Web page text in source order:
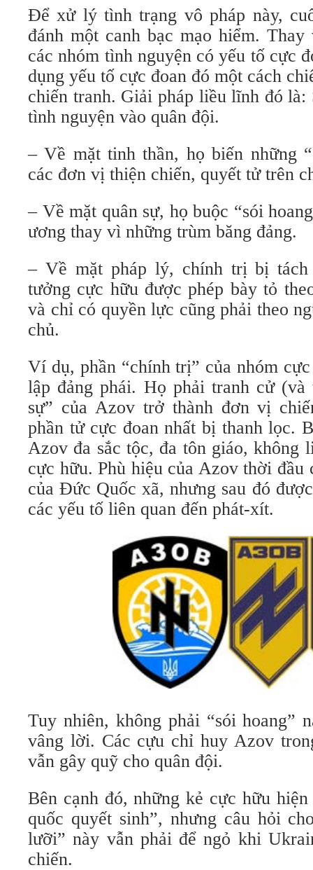
Để xử lý tình trạng vô pháp này,
đánh một canh bạc mạo hiểm.
các nhóm tình nguyện có yếu tố cực
dụng yếu tố cực đoan đó một cách
chiến tranh. Giải pháp liều lĩnh đó là:
tình nguyện vào quân đội.
– Về mặt tinh thần, họ biến những
các đơn vị thiện chiến, quyết tử trên
– Về mặt quân sự, họ buộc “sói
ương thay vì những trùm băng đảng.
– Về mặt pháp lý, chính trị bị
tưởng cực hữu được phép bày tỏ
và chỉ có quyền lực cũng phải theo
chủ.
Ví dụ, phần “chính trị” của nhóm
lập đảng phái. Họ phải tranh cử (và
sự” của Azov trở thành đơn vị
phần tử cực đoan nhất bị thanh lọc.
Azov đa sắc tộc, đa tôn giáo, không
cực hữu. Phù hiệu của Azov thời
của Đức Quốc xã, nhưng sau đó
các yếu tố liên quan đến phát-xít.
Tuy nhiên, không phải “sói hoang”
vâng lời. Các cựu chỉ huy Azov
vẫn gây quỹ cho quân đội.
Bên cạnh đó, những kẻ cực hữu
quốc quyết sinh”, nhưng câu hỏi
lưỡi” này vẫn phải để ngỏ khi
chiến.